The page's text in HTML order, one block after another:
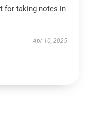
for taking notes in
Apr 10, 2025